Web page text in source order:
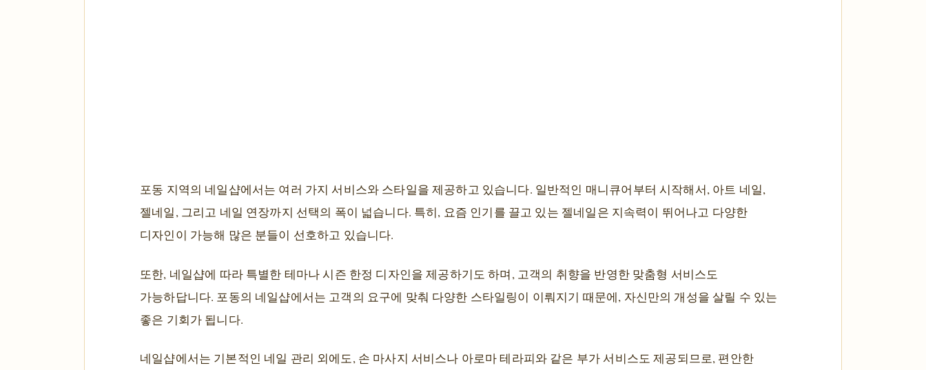
포동 지역의 네일샵에서는 여러 가지 서비스와 스타일을 제공하고 있습니다. 일반적인 매니큐어부터 시작해서, 아트 네일,
젤네일, 그리고 네일 연장까지 선택의 폭이 넓습니다. 특히, 요즘 인기를 끌고 있는 젤네일은 지속력이 뛰어나고 다양한
디자인이 가능해 많은 분들이 선호하고 있습니다.
또한, 네일샵에 따라 특별한 테마나 시즌 한정 디자인을 제공하기도 하며, 고객의 취향을 반영한 맞춤형 서비스도
가능하답니다. 포동의 네일샵에서는 고객의 요구에 맞춰 다양한 스타일링이 이뤄지기 때문에, 자신만의 개성을 살릴 수 있는
좋은 기회가 됩니다.
네일샵에서는 기본적인 네일 관리 외에도, 손 마사지 서비스나 아로마 테라피와 같은 부가 서비스도 제공되므로, 편안한